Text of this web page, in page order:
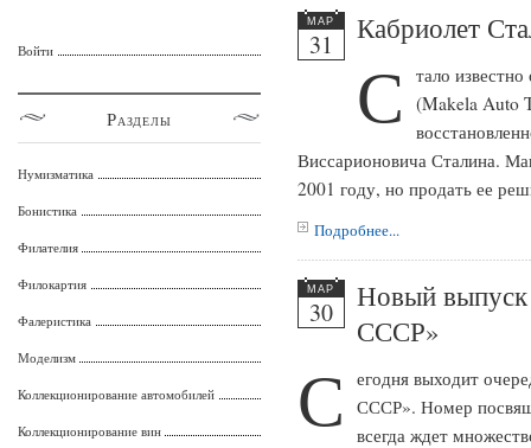
МАР
31 Кабриолет
С
тало
(Makela Auto
Виссарионовича Сталина.
2001 году, но продать ее
Подробнее...
МАР
30
Новый выпуск
СССР»
С
егодня выходит
СССР». Номер
всегда ждет
Войти
Разделы
Нумизматика
Бонистика
Филателия
Филокартия
Фалеристика
Моделизм
Коллекционирование автомобилей
Коллекционирование вин